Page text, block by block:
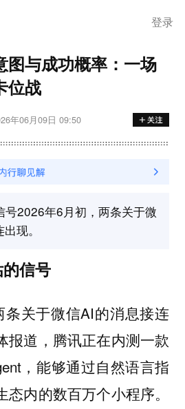
登录
图与成功概率：一场
位战
年06月09日 09:50
号2026年6月初，两条关于微
现。
信号
条关于微信AI的消息接连
报道，腾讯正在内测一款
，能够通过自然语言指
内的数百万个小程序。